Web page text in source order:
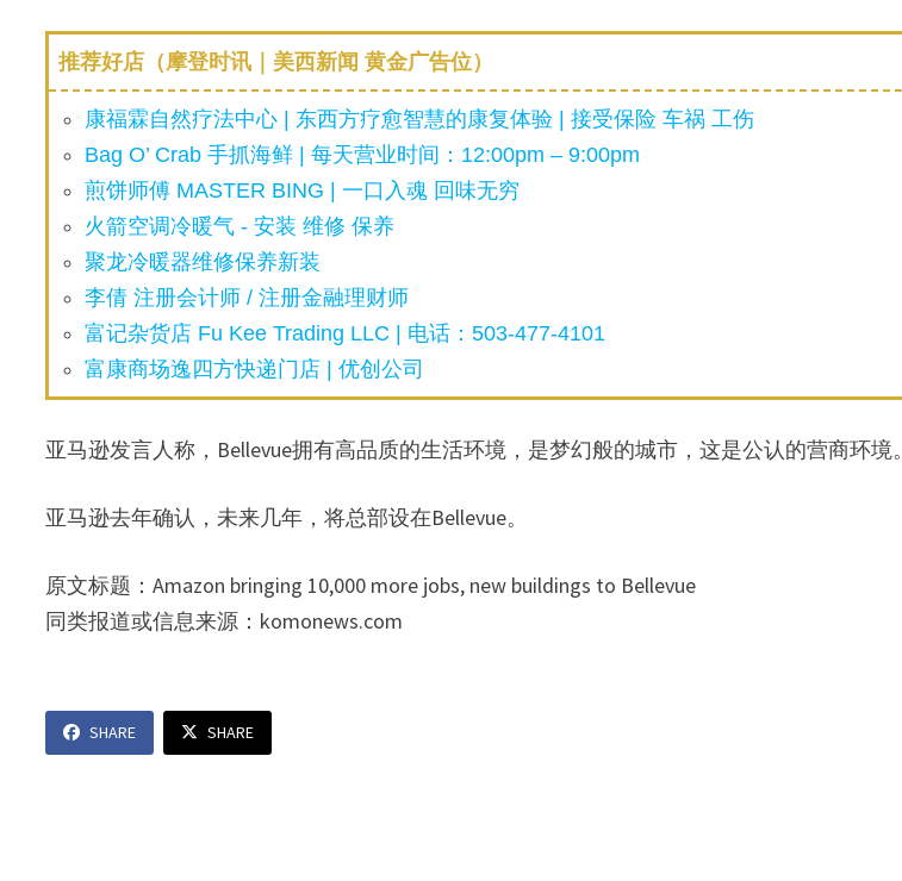
推荐好店（摩登时讯｜美西新闻 黄金广告位）
康福霖自然疗法中心 | 东西方疗愈智慧的康复体验 | 接受保险 车祸 工伤
Bag O’ Crab 手抓海鲜 | 每天营业时间：12:00pm – 9:00pm
煎饼师傅 MASTER BING | 一口入魂 回味无穷
火箭空调冷暖气 - 安装 维修 保养
聚龙冷暖器维修保养新装
李倩 注册会计师 / 注册金融理财师
富记杂货店 Fu Kee Trading LLC | 电话：503-477-4101
富康商场逸四方快递门店 | 优创公司
亚马逊发言人称，Bellevue拥有高品质的生活环境，是梦幻般的城市，这是公认的营商环境。
亚马逊去年确认，未来几年，将总部设在Bellevue。
原文标题：Amazon bringing 10,000 more jobs, new buildings to Bellevue
同类报道或信息来源：komonews.com
SHARE SHARE